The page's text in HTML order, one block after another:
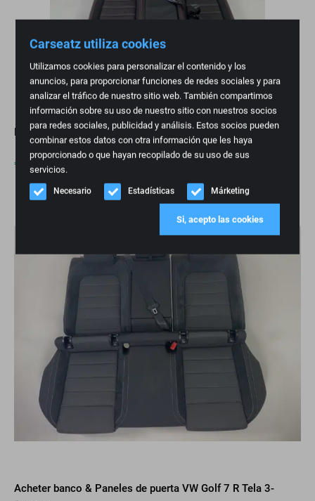
Carseatz utiliza cookies
Utilizamos cookies para personalizar el contenido y los
anuncios, para proporcionar funciones de redes sociales y para
analizar el tráfico de nuestro sitio web. También compartimos
información sobre su uso de nuestro sitio con nuestros socios
para redes sociales, publicidad y análisis. Estos socios pueden
combinar estos datos con otra información que les haya
proporcionado o que hayan recopilado de su uso de sus
servicios.
Necesario Estadísticas Márketing
Si, acepto las cookies
Interior VW Golf 7 GTI TCR Cuero Costuras Negro/Rojo
€ 2.700,00
Acheter banco & Paneles de puerta VW Golf 7 R Tela 3-